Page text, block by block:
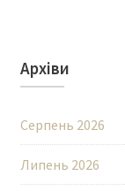
Архіви
Серпень 2026
Липень 2026